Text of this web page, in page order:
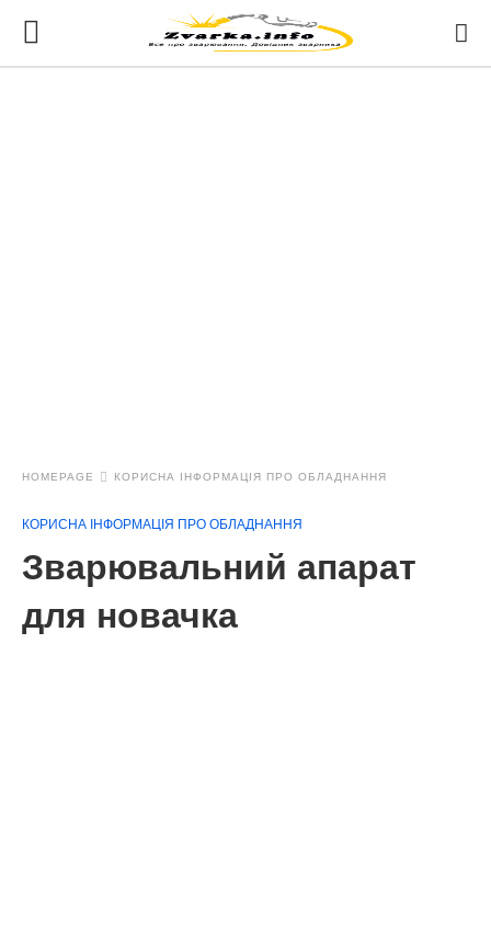
HOMEPAGE КОРИСНА ІНФОРМАЦІЯ ПРО ОБЛАДНАННЯ
КОРИСНА ІНФОРМАЦІЯ ПРО ОБЛАДНАННЯ
Зварювальний апарат
для новачка